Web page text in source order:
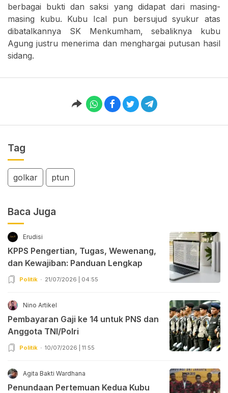
berbagai bukti dan saksi yang didapat dari masing-
masing kubu. Kubu Ical pun bersujud syukur atas
dibatalkannya SK Menkumham, sebaliknya kubu
Agung justru menerima dan menghargai putusan hasil
sidang.
Tag
golkar ptun
Baca Juga
Erudisi
KPPS Pengertian, Tugas, Wewenang,
dan Kewajiban: Panduan Lengkap
Politik 21/07/2026 | 04:55
Nino Artikel
Pembayaran Gaji ke 14 untuk PNS dan
Anggota TNI/Polri
Politik 10/07/2026 | 11:55
Agita Bakti Wardhana
Penundaan Pertemuan Kedua Kubu